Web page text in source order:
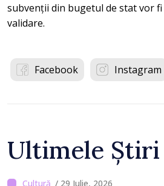
subvenții din bugetul de stat vor
validare.
Facebook Instagram
Ultimele Știri
/ 29 Iulie, 2026